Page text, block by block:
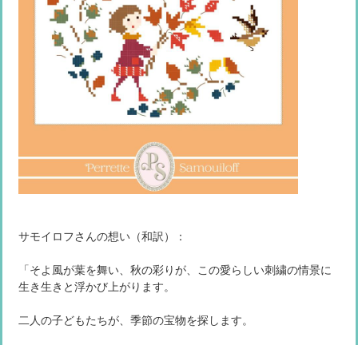
サモイロフさんの想い（和訳）：
「そよ風が葉を舞い、秋の彩りが、この愛らしい刺繍の情景に
生き生きと浮かび上がります。
二人の子どもたちが、季節の宝物を探します。